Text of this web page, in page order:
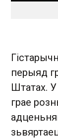
перыяд
Штатах.
грае